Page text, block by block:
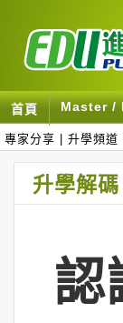
首頁 Master /
專家分享 升學頻道
升學解碼
認